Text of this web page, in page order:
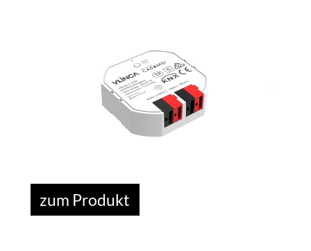
zum Produkt